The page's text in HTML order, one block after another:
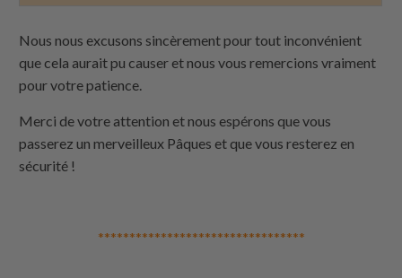
Nous nous excusons sincèrement pour tout inconvénient
que cela aurait pu causer et nous vous remercions vraiment
pour votre patience.
Merci de votre attention et nous espérons que vous
passerez un merveilleux Pâques et que vous resterez en
sécurité !
*********************************